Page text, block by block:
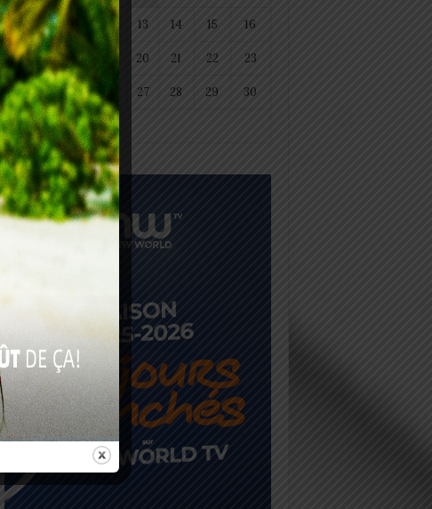
10 11 12 13 14 15 16
17 18 20 21 22 23
24 25 26 27 28 29 30
31
« Juil